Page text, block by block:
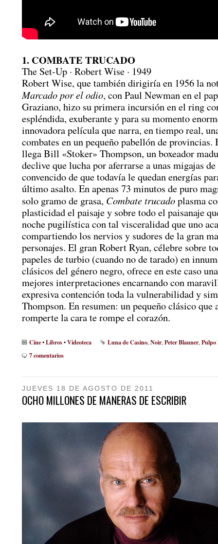
1. COMBATE TRUCADO
The Set-Up · Robert Wise · 1949
Robert Wise, que también dirigiría en 1956 la
Marcado por el odio, con Paul Newman en el
Graziano, hizo su primera incursión en el ring
espléndida, exuberante y para su momento
innovadora película que narra, en tiempo real,
combates en un pequeño pabellón de provincias.
llega Bill «Stoker» Thompson, un boxeador
declive que lucha por aferrarse a unas migajas
convencido de que todavía le quedan energías
último asalto. En apenas 73 minutos de puro
solo gramo de grasa, Combate trucadoplasma
plasticidad el paisaje y sobre todo el paisanaje
noche pugilística con tal visceralidad que uno
compartiendo los nervios y sudores de la gran
personajes. El gran Robert Ryan, célebre sobre
papeles de turbio (cuando no de tarado) en
clásicos del género negro, ofrece en este caso
mejores interpretaciones encarnando con
expresiva contención toda la vulnerabilidad y
Thompson. En resumen: un pequeño clásico que
romperte la cara te rompe el corazón.
Cine•Libros•Videoteca Luna de Casino, Noir, Peter Blauner, Pulpo
7 comentarios
JUEVES 18 DE AGOSTO DE 2011
OCHO MILLONES DE MANERAS DE ESCRIBIR